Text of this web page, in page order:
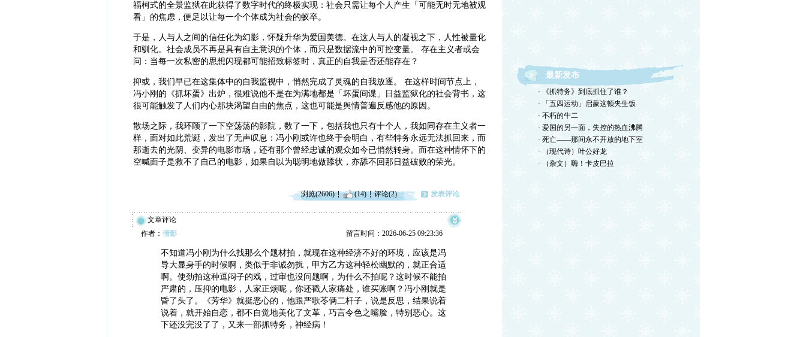
‍福柯式的全景监狱在此获得了数字时代的终极实现：社会只需让每个人产生「可能无时无地被观
看」的焦虑，便足以让每一个个体成为社会的蚁卒。
‍于是，人与人之间的信任化为幻影，怀疑升华为爱国美德。在这人与人的凝视之下，人性被量化
和驯化。社会成员不再是具有自主意识的个体，而只是数据流中的可控变量。 存在主义者或会
问：当每一次私密的思想闪现都可能招致标签时，真正的自我是否还能存在？
‍抑或，我们早已在这集体中的自我监视中，悄然完成了灵魂的自我放逐。 在这样时间节点上，
冯小刚的《抓坏蛋》出炉，很难说他不是在为满地都是「坏蛋间谍」日益监狱化的社会背书，这
很可能触发了人们内心那块渴望自由的焦点，这也可能是舆情普遍反感他的原因。
散场之际，我环顾了一下空荡荡的影院，数了一下，包括我也只有十个人，我如同存在主义者一
样，面对如此荒诞，发出了无声叹息：冯小刚或许也终于会明白，有些特务永远无法抓回来，而
那逝去的光阴、变异的电影市场，还有那个曾经忠诚的观众如今已悄然转身。而在这种情怀下的
空喊面子是救不了自己的电影，如果自以为聪明地做舔状，亦舔不回那日益破败的荣光。
浏览(2606) (14) 评论(2) 发表评论
文章评论
作者： 倩影 留言时间：2026-06-25 09:23:36
不知道冯小刚为什么找那么个题材拍，就现在这种经济不好的环境，应该是冯
导大显身手的时候啊，类似于非诚勿扰，甲方乙方这种轻松幽默的，就正合适
啊。使劲拍这种逗闷子的戏，过审也没问题啊，为什么不拍呢？这时候不能拍
严肃的，压抑的电影，人家正烦呢，你还戳人家痛处，谁买账啊？冯小刚就是
昏了头了。《芳华》就挺恶心的，他跟严歌苓俩二杆子，说是反思，结果说着
说着，就开始自恋，都不自觉地美化了文革，巧言令色之嘴脸，特别恶心。这
下还没完没了了，又来一部抓特务，神经病！
最新发布
· 《抓特务》到底抓住了谁？
· 「五四运动」启蒙这顿夹生饭
· 不朽的牛二
· 爱国的另一面，失控的热血沸腾
· 死亡——那间永不开放的地下室
· （现代诗）叶公好龙
· （杂文）嗨！卡皮巴拉